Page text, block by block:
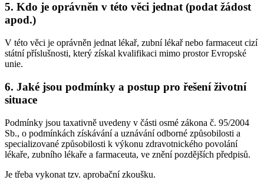
5. Kdo je oprávněn v této věci jednat (podat žádost
apod.)
V této věci je oprávněn jednat lékař, zubní lékař nebo farmaceut cizí
státní příslušnosti, který získal kvalifikaci mimo prostor Evropské
unie.
6. Jaké jsou podmínky a postup pro řešení životní
situace
Podmínky jsou taxativně uvedeny v části osmé zákona č. 95/2004
Sb., o podmínkách získávání a uznávání odborné způsobilosti a
specializované způsobilosti k výkonu zdravotnického povolání
lékaře, zubního lékaře a farmaceuta, ve znění pozdějších předpisů.
Je třeba vykonat tzv. aprobační zkoušku.